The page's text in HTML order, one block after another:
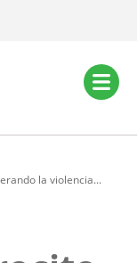
la violencia...